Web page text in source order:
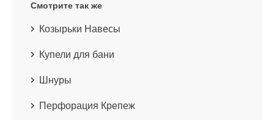
Смотрите так же
Козырьки Навесы
Купели для бани
Шнуры
Перфорация Крепеж